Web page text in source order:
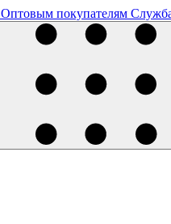
Оптовым покупателям